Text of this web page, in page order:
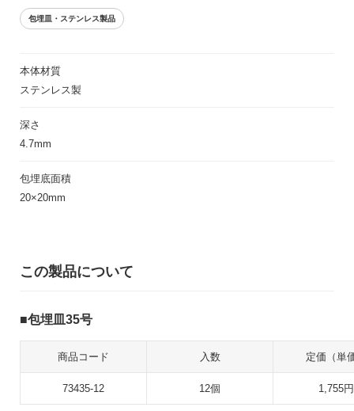
包埋皿・ステンレス製品
本体材質
ステンレス製
深さ
4.7mm
包埋底面積
20×20mm
この製品について
包埋皿35号
商品コード 入数 定価（単
73435-12 12個 1,755円